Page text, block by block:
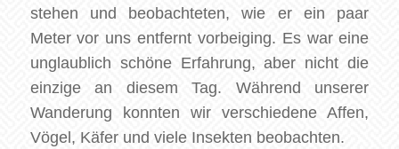
stehen und beobachteten, wie er ein paar
Meter vor uns entfernt vorbeiging. Es war eine
unglaublich schöne Erfahrung, aber nicht die
einzige an diesem Tag. Während unserer
Wanderung konnten wir verschiedene Affen,
Vögel, Käfer und viele Insekten beobachten.